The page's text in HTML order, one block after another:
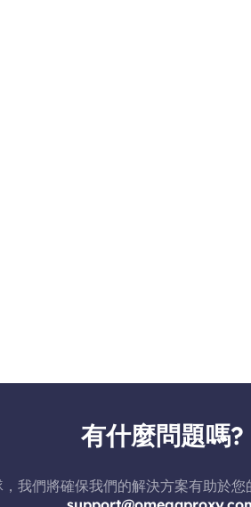
有什麼問題嗎?
我們將確保我們的解決方案有助於